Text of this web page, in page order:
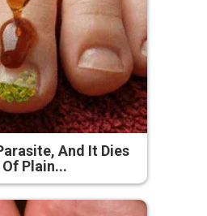
And It Dies
Plain...